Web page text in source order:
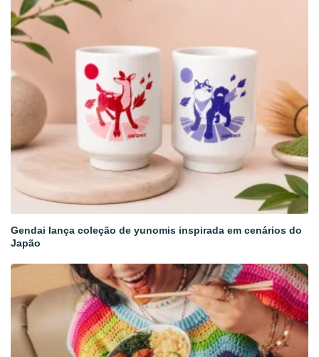
Gendai lança coleção de yunomis inspirada em cenários do
Japão